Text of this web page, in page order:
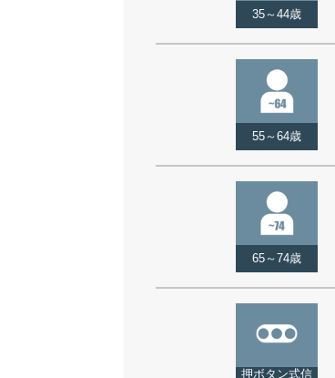
35～44歳
55～64歳
65～74歳
押ボタン式信